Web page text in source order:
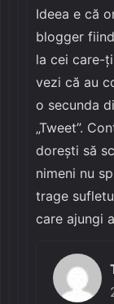
Ideea e că
blogger
la cei care-
vezi că au
o secunda
„Tweet”.
dorești să
nimeni nu
trage
care ajungi